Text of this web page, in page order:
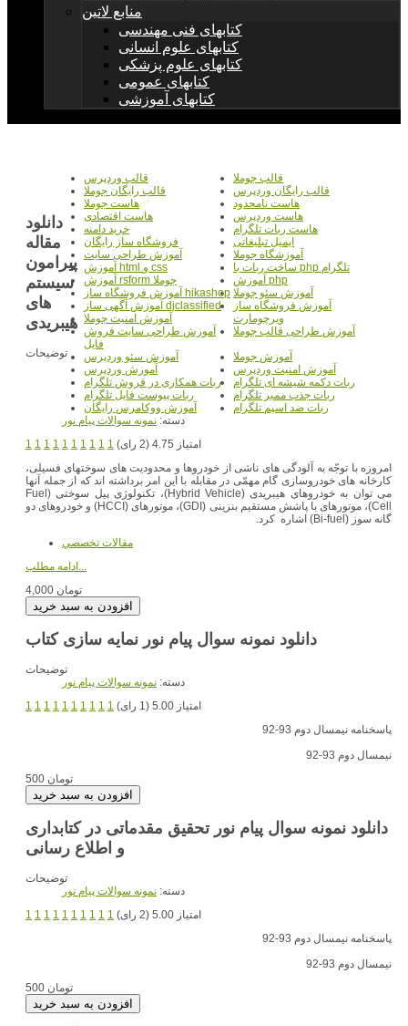
منابع لاتین
کتابهای فنی مهندسی
کتابهای علوم انسانی
کتابهای علوم پزشکی
کتابهای عمومی
کتابهای آموزشی
قالب جوملا
قالب وردپرس
قالب رایگان وردپرس
قالب رایگان جوملا
هاست نامحدود
هاست جوملا
هاست وردپرس
هاست اقتصادی
هاست ربات تلگرام
خرید دامنه
ایمیل تبلیغاتی
فروشگاه ساز رایگان
آموزشگاه جوملا
آموزش طراحی سایت
ساخت ربات با php تلگرام
آموزش html و css
آموزش php
آموزش rsform جوملا
آموزش سئو جوملا آموزش فروشگاه ساز hikashop
آموزش فروشگاه ساز
ویرچومارت
آموزش آگهی ساز djclassified
آموزش امنیت جوملا
آموزش طراحی قالب جوملا
آموزش طراحی سایت فروش
فایل
آموزش جوملا
آموزش سئو وردپرس
آموزش امنیت وردپرس
آموزش وردپرس
ربات دکمه شیشه ای تلگرام
ربات همکاری در فروش تلگرام
ربات جذب ممبر تلگرام
ربات پیوست فایل تلگرام
ربات ضد اسپم تلگرام
آموزش ووکامرس رایگان
دانلود
مقاله
پیرامون
سیستم
های
هیبریدی
توضیحات
دسته: نمونه سوالات پیام نور
1 1 1 1 1 1 1 1 1 1
امتیاز 4.75 (2 رای)
امروزه با توجّه به آلودگی های ناشی از خودروها و محدودیت های سوختهای فسیلی،
کارخانه های خودروسازی گام مهمّی در مقابله با این امر برداشته اند که از جمله آنها
می توان به خودروهای هیبریدی (Hybrid Vehicle)، تکنولوژی پیل سوختی (Fuel
Cell)، موتورهای با پاشش مستقیم بنزینی (GDI)، موتورهای (HCCI) و خودروهای دو
گانه سوز (Bi-fuel) اشاره كرد.
مقالات تخصصي
ادامه مطلب...
4,000 تومان
دانلود نمونه سوال پیام نور نمایه سازی کتاب
توضیحات
دسته: نمونه سوالات پیام نور
1 1 1 1 1 1 1 1 1 1
امتیاز 5.00 (1 رای)
پاسخنامه نیمسال دوم 93-92
نیمسال دوم 93-92
500 تومان
دانلود نمونه سوال پیام نور تحقیق مقدماتی در کتابداری
و اطلاع رسانی
توضیحات
دسته: نمونه سوالات پیام نور
1 1 1 1 1 1 1 1 1 1
امتیاز 5.00 (2 رای)
پاسخنامه نیمسال دوم 93-92
نیمسال دوم 93-92
500 تومان